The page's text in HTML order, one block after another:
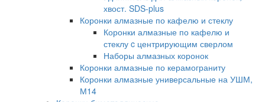
хвост. SDS-plus
Коронки алмазные по кафелю и стеклу
Коронки алмазные по кафелю и
стеклу c центрирующим сверлом
Наборы алмазных коронок
Коронки алмазные по керамограниту
Коронки алмазные универсальные на УШМ,
М14